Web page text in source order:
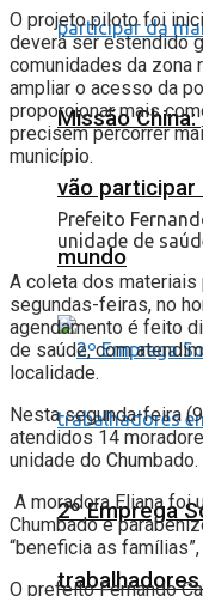
Missão
vão
mundo
2º Emprega
O projeto piloto foi
deverá ser estendido
comunidades da zona
ampliar o acesso da
proporcionar mais
precisem percorrer
município.
Prefeito
unidade de
A coleta dos materiais
segundas-feiras, no
agendamento é feito
de saúde, com
localidade.
Nesta segunda-feira
atendidos 14
unidade do Chumbado.
A moradora Eliana foi
Chumbado e
“beneficia as
O prefeito Fernando